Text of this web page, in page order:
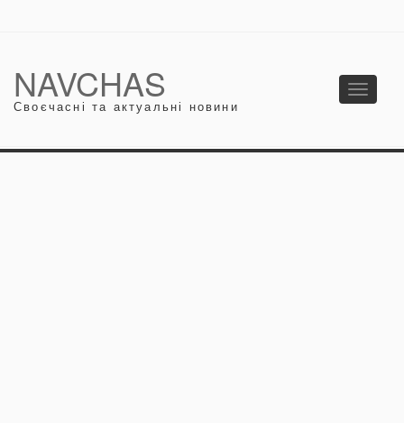
NAVCHAS
Своєчасні та актуальні новини
Toggle